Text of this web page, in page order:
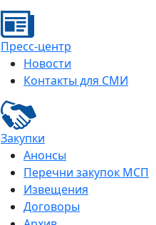
Пресс-центр
Новости
Контакты для СМИ
Закупки
Анонсы
Перечни закупок МСП
Извещения
Договоры